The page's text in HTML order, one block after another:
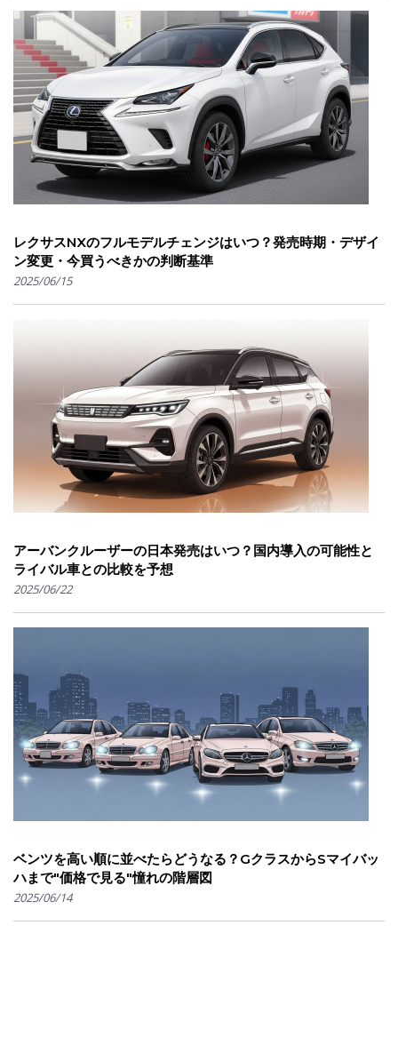
レクサスNXのフルモデルチェンジはいつ？発売時期・デザイ
ン変更・今買うべきかの判断基準
2025/06/15
アーバンクルーザーの日本発売はいつ？国内導入の可能性と
ライバル車との比較を予想
2025/06/22
ベンツを高い順に並べたらどうなる？GクラスからSマイバッ
ハまで"価格で見る"憧れの階層図
2025/06/14